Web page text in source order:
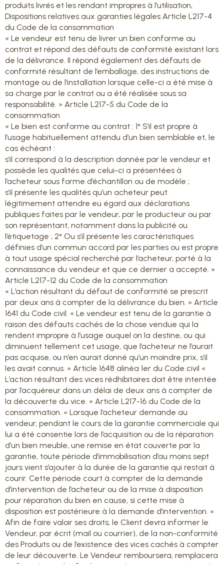
produits livrés et les rendant impropres à l’utilisation,
Dispositions relatives aux garanties légales Article L217-4
du Code de la consommation
« Le vendeur est tenu de livrer un bien conforme au
contrat et répond des défauts de conformité existant lors
de la délivrance. Il répond également des défauts de
conformité résultant de l’emballage, des instructions de
montage ou de l’installation lorsque celle-ci a été mise à
sa charge par le contrat ou a été réalisée sous sa
responsabilité. » Article L217-5 du Code de la
consommation
« Le bien est conforme au contrat : 1° S’il est propre à
l’usage habituellement attendu d’un bien semblable et, le
cas échéant :
s’il correspond à la description donnée par le vendeur et
possède les qualités que celui-ci a présentées à
l’acheteur sous forme d’échantillon ou de modèle ;
s’il présente les qualités qu’un acheteur peut
légitimement attendre eu égard aux déclarations
publiques faites par le vendeur, par le producteur ou par
son représentant, notamment dans la publicité ou
l’étiquetage ; 2° Ou s’il présente les caractéristiques
définies d’un commun accord par les parties ou est propre
à tout usage spécial recherché par l’acheteur, porté à la
connaissance du vendeur et que ce dernier a accepté. »
Article L217-12 du Code de la consommation
« L’action résultant du défaut de conformité se prescrit
par deux ans à compter de la délivrance du bien. » Article
1641 du Code civil. « Le vendeur est tenu de la garantie à
raison des défauts cachés de la chose vendue qui la
rendent impropre à l’usage auquel on la destine, ou qui
diminuent tellement cet usage, que l’acheteur ne l’aurait
pas acquise, ou n’en aurait donné qu’un moindre prix, s’il
les avait connus. » Article 1648 alinéa 1er du Code civil «
L’action résultant des vices rédhibitoires doit être intentée
par l’acquéreur dans un délai de deux ans à compter de
la découverte du vice. » Article L217-16 du Code de la
consommation. « Lorsque l’acheteur demande au
vendeur, pendant le cours de la garantie commerciale qui
lui a été consentie lors de l’acquisition ou de la réparation
d’un bien meuble, une remise en état couverte par la
garantie, toute période d’immobilisation d’au moins sept
jours vient s’ajouter à la durée de la garantie qui restait à
courir. Cette période court à compter de la demande
d’intervention de l’acheteur ou de la mise à disposition
pour réparation du bien en cause, si cette mise à
disposition est postérieure à la demande d’intervention. »
Afin de faire valoir ses droits, le Client devra informer le
Vendeur, par écrit (mail ou courrier), de la non-conformité
des Produits ou de l’existence des vices cachés à compter
de leur découverte. Le Vendeur remboursera, remplacera